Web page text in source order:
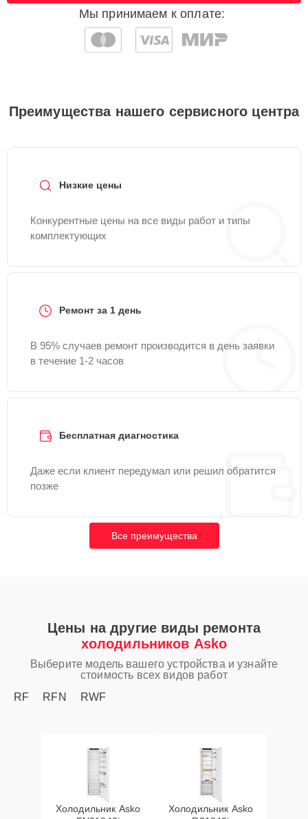
Мы принимаем к оплате:
Преимущества нашего сервисного центра
Низкие цены
Конкурентные цены на все виды работ и типы
комплектующих
Ремонт за 1 день
В 95% случаев ремонт производится в день заявки
в течение 1-2 часов
Бесплатная диагностика
Даже если клиент передумал или решил обратится
позже
Все преимущества
Цены на другие виды ремонта
холодильников Asko
Выберите модель вашего устройства и узнайте
стоимость всех видов работ
RF
RFN RWF
Холодильник Asko
Холодильник Asko